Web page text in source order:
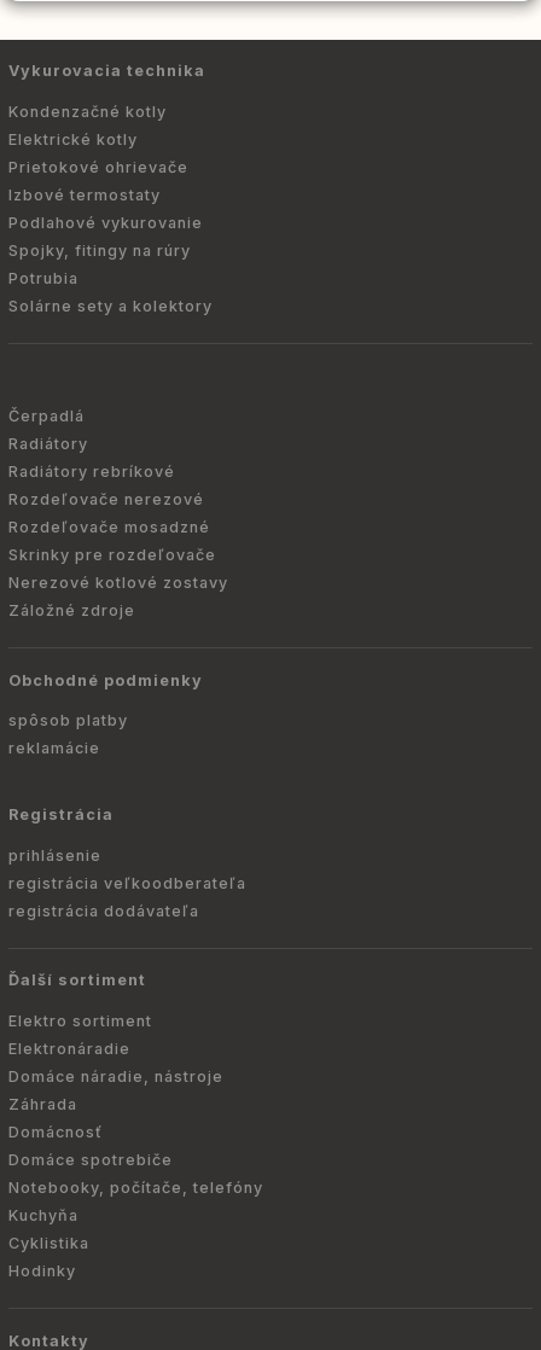
Vykurovacia technika
Kondenzačné kotly
Elektrické kotly
Prietokové ohrievače
Izbové termostaty
Podlahové vykurovanie
Spojky, fitingy na rúry
Potrubia
Solárne sety a kolektory
Čerpadlá
Radiátory
Radiátory rebríkové
Rozdeľovače nerezové
Rozdeľovače mosadzné
Skrinky pre rozdeľovače
Nerezové kotlové zostavy
Záložné zdroje
Obchodné podmienky
spôsob platby
reklamácie
Registrácia
prihlásenie
registrácia veľkoodberateľa
registrácia dodávateľa
Ďalší sortiment
Elektro sortiment
Elektronáradie
Domáce náradie, nástroje
Záhrada
Domácnosť
Domáce spotrebiče
Notebooky, počítače, telefóny
Kuchyňa
Cyklistika
Hodinky
Kontakty